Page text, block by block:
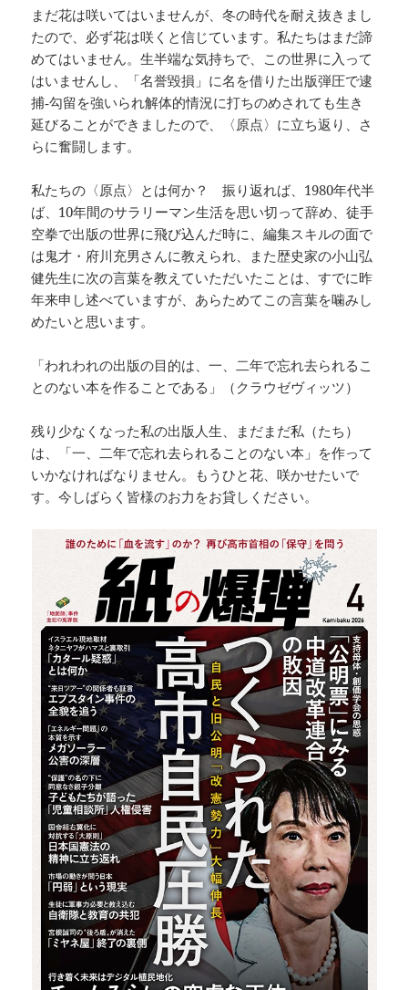
まだ花は咲いてはいませんが、冬の時代を耐え抜きまし
たので、必ず花は咲くと信じています。私たちはまだ諦
めてはいません。生半端な気持ちで、この世界に入って
はいませんし、「名誉毀損」に名を借りた出版弾圧で逮
捕‐勾留を強いられ解体的情況に打ちのめされても生き
延びることができましたので、〈原点〉に立ち返り、さ
らに奮闘します。
私たちの〈原点〉とは何か？ 振り返れば、1980年代半
ば、10年間のサラリーマン生活を思い切って辞め、徒手
空拳で出版の世界に飛び込んだ時に、編集スキルの面で
は鬼才・府川充男さんに教えられ、また歴史家の小山弘
健先生に次の言葉を教えていただいたことは、すでに昨
年来申し述べていますが、あらためてこの言葉を噛みし
めたいと思います。
「われわれの出版の目的は、一、二年で忘れ去られるこ
とのない本を作ることである」（クラウゼヴィッツ）
残り少なくなった私の出版人生、まだまだ私（たち）
は、「一、二年で忘れ去られることのない本」を作って
いかなければなりません。もうひと花、咲かせたいで
す。今しばらく皆様のお力をお貸しください。